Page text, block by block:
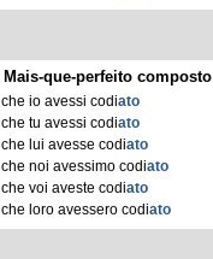
Mais-que-perfeito composto
che io avessi codiato
che tu avessi codiato
che lui avesse codiato
che noi avessimo codiato
che voi aveste codiato
che loro avessero codiato